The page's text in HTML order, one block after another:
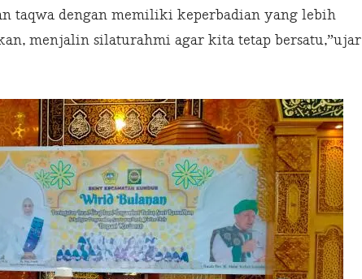
taqwa dengan memiliki keperbadian yang lebih
menjalin silaturahmi agar kita tetap bersatu,”ujar